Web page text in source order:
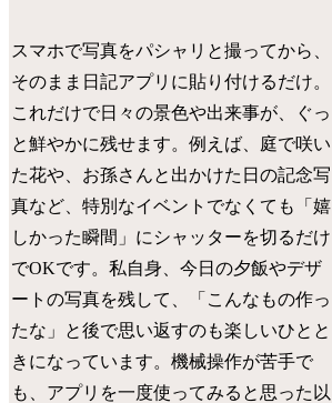
スマホで写真をパシャリと撮ってから、
そのまま日記アプリに貼り付けるだけ。
これだけで日々の景色や出来事が、ぐっ
と鮮やかに残せます。例えば、庭で咲い
た花や、お孫さんと出かけた日の記念写
真など、特別なイベントでなくても「嬉
しかった瞬間」にシャッターを切るだけ
でOKです。私自身、今日の夕飯やデザ
ートの写真を残して、「こんなもの作っ
たな」と後で思い返すのも楽しいひとと
きになっています。機械操作が苦手で
も、アプリを一度使ってみると思った以